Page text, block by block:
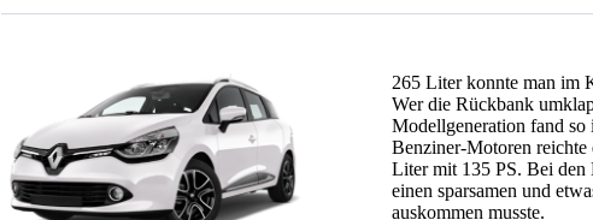
265 Liter konnte man im
Wer die Rückbank
Modellgeneration fand
Benziner-Motoren
Liter mit 135 PS. Bei den
einen sparsamen und
auskommen musste.